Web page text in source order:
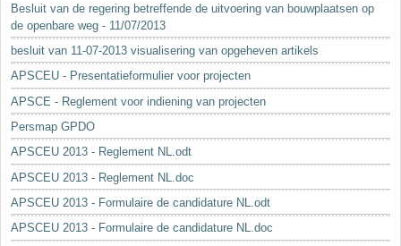
Besluit van de regering betreffende de uitvoering van bouwplaatsen op
de openbare weg - 11/07/2013
besluit van 11-07-2013 visualisering van opgeheven artikels
APSCEU - Presentatieformulier voor projecten
APSCE - Reglement voor indiening van projecten
Persmap GPDO
APSCEU 2013 - Reglement NL.odt
APSCEU 2013 - Reglement NL.doc
APSCEU 2013 - Formulaire de candidature NL.odt
APSCEU 2013 - Formulaire de candidature NL.doc